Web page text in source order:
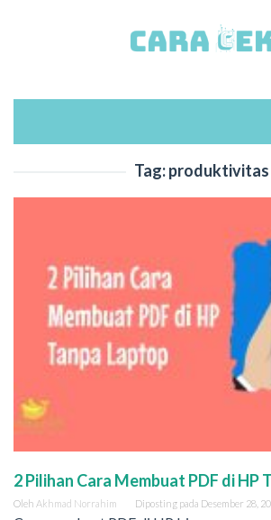
Tag:produktivitas
2 Pilihan Cara Membuat PDF di HP
Oleh Akhmad Norrahim Diposting pada Desember 28,